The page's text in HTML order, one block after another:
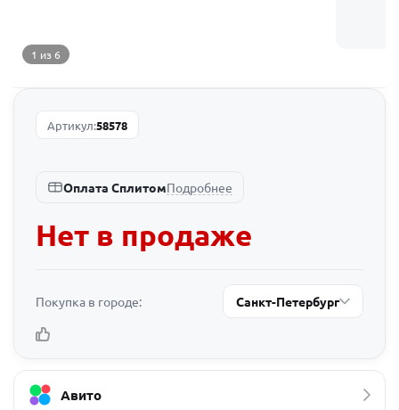
1 из 6
Артикул:58578
Оплата СплитомПодробнее
Нет в продаже
Покупка в городе: Санкт-Петербург
Авито